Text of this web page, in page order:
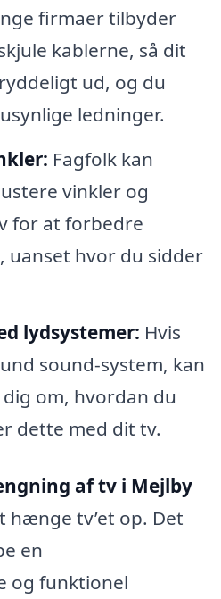
firmaer tilbyder
kablerne, så dit
ud, og du
ledninger.
Fagfolk kan
vinkler og
for at forbedre
uanset hvor du sidder
lydsystemer: Hvis
sound-system, kan
om, hvordan du
dette med dit tv.
af tv i Mejlby
hænge tv’et op. Det
en
og funktionel